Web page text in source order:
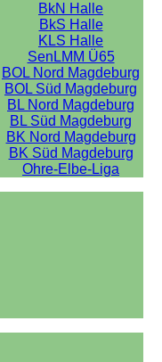
BkN Halle
BkS Halle
KLS Halle
SenLMM Ü65
BOL Nord Magdeburg
BOL Süd Magdeburg
BL Nord Magdeburg
BL Süd Magdeburg
BK Nord Magdeburg
BK Süd Magdeburg
Ohre-Elbe-Liga